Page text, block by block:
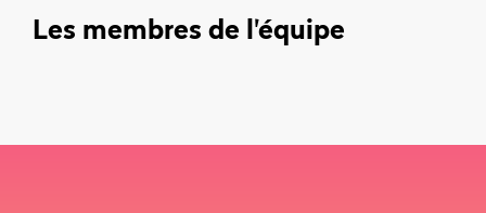
Les membres de l'équipe